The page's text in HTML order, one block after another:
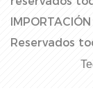
Reservados